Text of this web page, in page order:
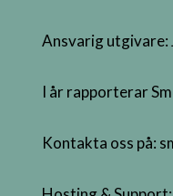
Ansvarig utgivare:
I år rapporterar
Kontakta oss på: